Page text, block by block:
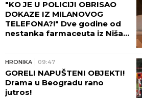
"KO JE U POLICIJI OBRISAO
DOKAZE IZ MILANOVOG
TELEFONA?!" Dve godine od
nestanka farmaceuta iz Niša,
HRONIKA 09:47
GORELI NAPUŠTENI OBJEKTI!
Drama u Beogradu rano
jutros!